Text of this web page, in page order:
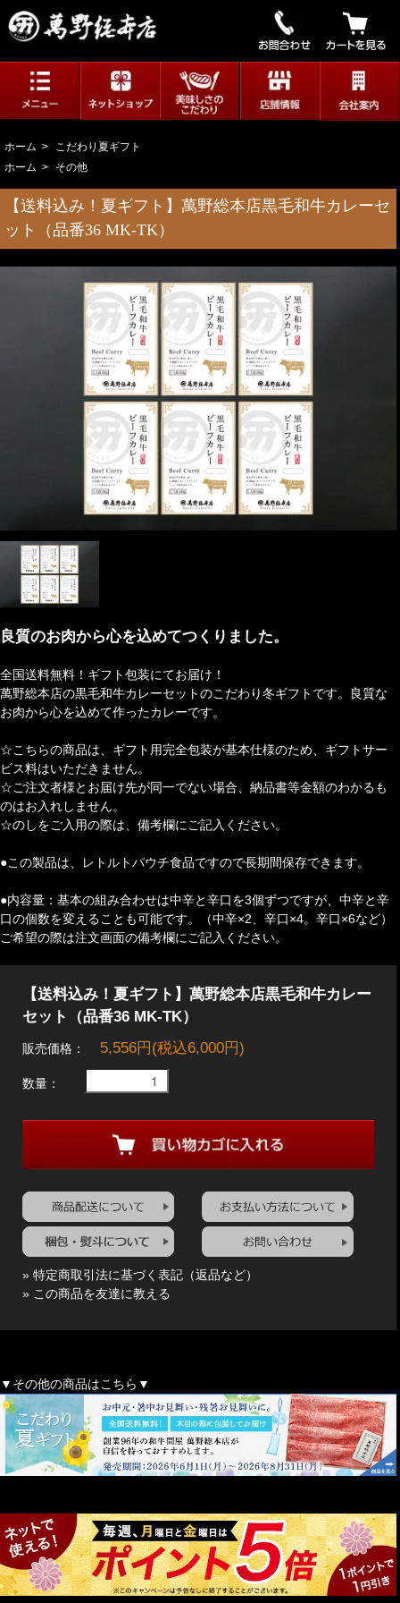
ホーム >
こだわり夏ギフト
ホーム > その他
【送料込み！夏ギフト】萬野総本店黒毛和牛カレーセ
ット（品番36 MK-TK）
良質のお肉から心を込めてつくりました。
全国送料無料！ギフト包装にてお届け！
萬野総本店の黒毛和牛カレーセットのこだわり冬ギフトです。良質な
お肉から心を込めて作ったカレーです。
☆こちらの商品は、ギフト用完全包装が基本仕様のため、ギフトサー
ビス料はいただきません。
☆ご注文者様とお届け先が同一でない場合、納品書等金額のわかるも
のはお入れしません。
☆のしをご入用の際は、備考欄にご記入ください。
●この製品は、レトルトパウチ食品ですので長期間保存できます。
●内容量：基本の組み合わせは中辛と辛口を3個ずつですが、中辛と辛
口の個数を変えることも可能です。（中辛×2、辛口×4。辛口×6など）
ご希望の際は注文画面の備考欄にご記入ください。
【送料込み！夏ギフト】萬野総本店黒毛和牛カレー
セット（品番36 MK-TK）
販売価格： 5,556円(税込6,000円)
数量：
» 特定商取引法に基づく表記（返品など）
» この商品を友達に教える
▼その他の商品はこちら▼